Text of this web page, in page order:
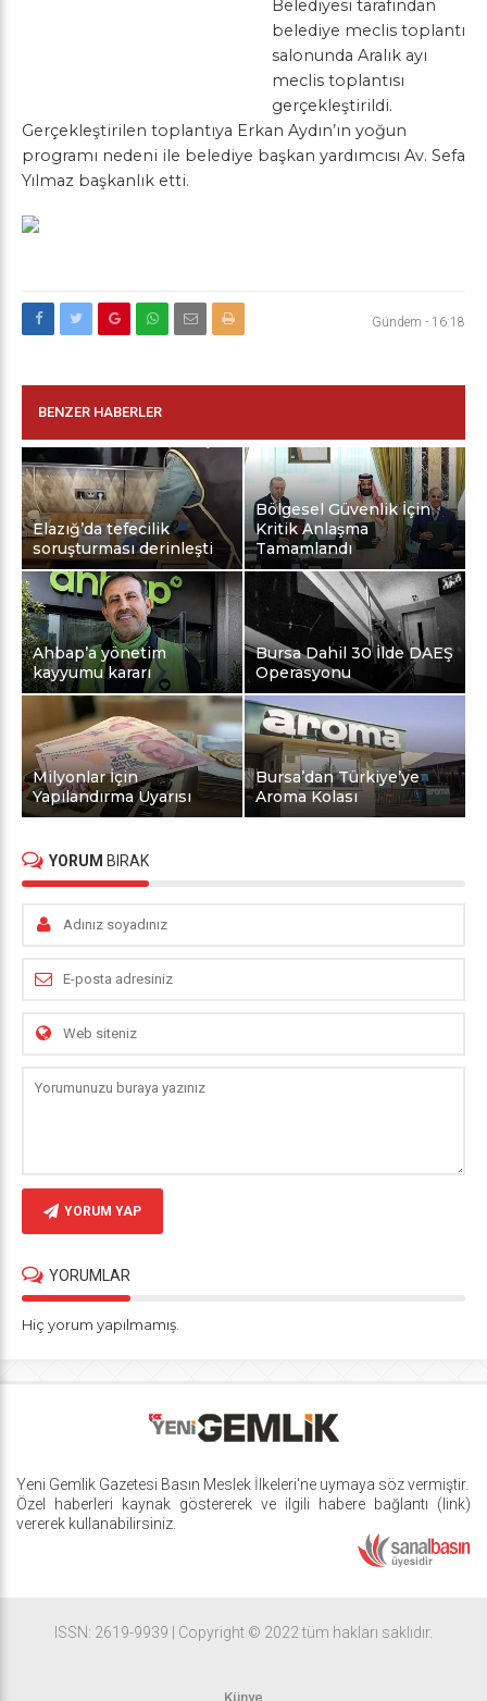
Belediyesi tarafından
belediye meclis toplantı
salonunda Aralık ayı
meclis toplantısı
gerçekleştirildi.
Gerçekleştirilen toplantıya Erkan Aydın’ın yoğun
programı nedeni ile belediye başkan yardımcısı Av. Sefa
Yılmaz başkanlık etti.
Gündem - 16:18
BENZER HABERLER
Elazığ’da tefecilik
soruşturması derinleşti
Bölgesel Güvenlik İçin
Kritik Anlaşma
Tamamlandı
Ahbap’a yönetim
kayyumu kararı
Bursa Dahil 30 İlde DAEŞ
Operasyonu
Milyonlar İçin
Yapılandırma Uyarısı
Bursa’dan Türkiye’ye
Aroma Kolası
YORUM BIRAK
YORUM YAP
YORUMLAR
Hiç yorum yapılmamış.
Yeni Gemlik Gazetesi Basın Meslek İlkeleri'ne uymaya söz vermiştir.
Özel haberleri kaynak göstererek ve ilgili habere bağlantı (link)
vererek kullanabilirsiniz.
ISSN: 2619-9939 | Copyright © 2022 tüm hakları saklıdır.
Künye